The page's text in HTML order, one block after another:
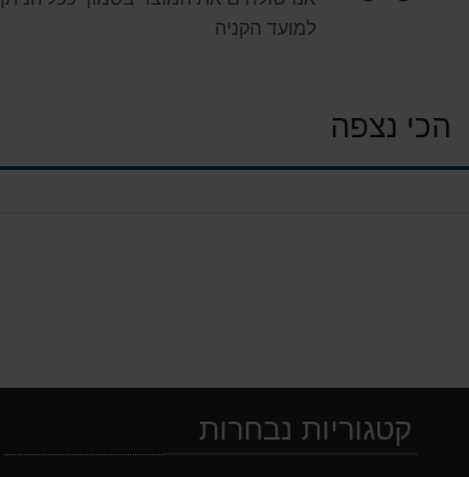
למועד הקניה
הכי נצפה
קטגוריות נבחרות